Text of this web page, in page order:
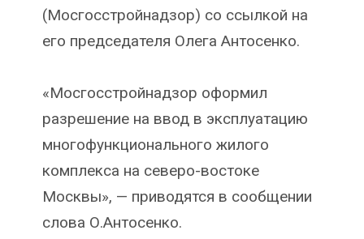
(Мосгосстройнадзор) со ссылкой на
его председателя Олега Антосенко.
«Мосгосстройнадзор оформил
разрешение на ввод в эксплуатацию
многофункционального жилого
комплекса на северо-востоке
Москвы», — приводятся в сообщении
слова О.Антосенко.